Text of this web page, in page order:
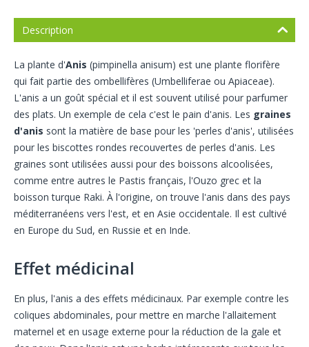
Description
La plante d'Anis (pimpinella anisum) est une plante florifère
qui fait partie des ombellifères (Umbelliferae ou Apiaceae).
L'anis a un goût spécial et il est souvent utilisé pour parfumer
des plats. Un exemple de cela c'est le pain d'anis. Les graines
d'anis sont la matière de base pour les 'perles d'anis', utilisées
pour les biscottes rondes recouvertes de perles d'anis. Les
graines sont utilisées aussi pour des boissons alcoolisées,
comme entre autres le Pastis français, l'Ouzo grec et la
boisson turque Raki. À l'origine, on trouve l'anis dans des pays
méditerranéens vers l'est, et en Asie occidentale. Il est cultivé
en Europe du Sud, en Russie et en Inde.
Effet médicinal
En plus, l'anis a des effets médicinaux. Par exemple contre les
coliques abdominales, pour mettre en marche l'allaitement
maternel et en usage externe pour la réduction de la gale et